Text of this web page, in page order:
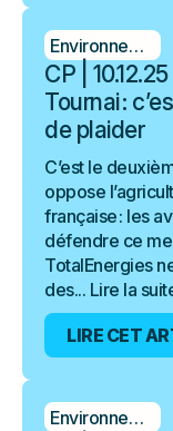
Environnement
CP |
Tournai :
de plaider
C’est le
oppose
française : les
défendre ce
TotalEnergies
des... Lire la
LIRE CET
Environnement